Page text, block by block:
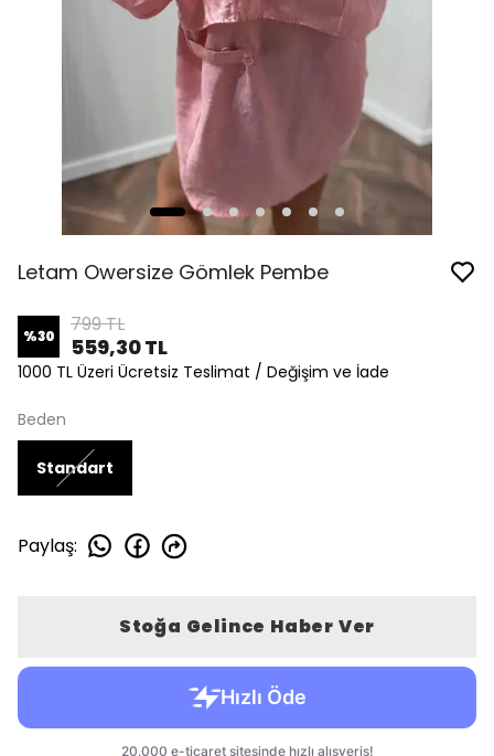
Letam Owersize Gömlek Pembe
%30 799 TL
559,30 TL
1000 TL Üzeri Ücretsiz Teslimat / Değişim ve İade
Beden
Standart
Paylaş:
Stoğa Gelince Haber Ver